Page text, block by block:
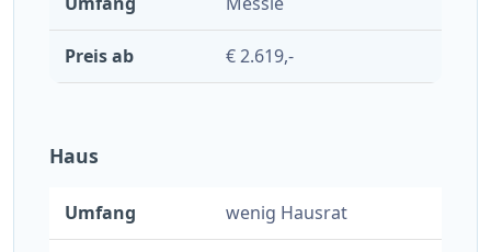
€ 2.619,-
Haus
wenig Hausrat